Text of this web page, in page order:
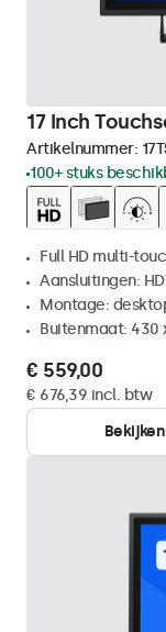
17 Inch
Artikelnummer:
100+ stuks
Full HD multi-
Aansluitingen:
Montage:
Buitenmaat: 430
€ 559,00
€ 676,39 incl. btw
Bekijken